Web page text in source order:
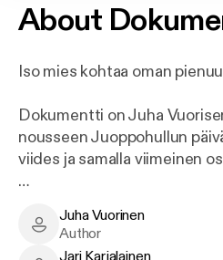
About
Iso mies kohtaa oman
Dokumentti on Juha
nousseen Juoppohullun
viides ja samalla viimeinen
tiukkaan syleilyynsä.
ensimmäiselle luokalle, ja
Juha Vuorinen - Author
Juha Vuorinen
Author
Jari Karjalainen